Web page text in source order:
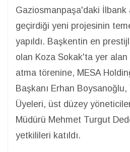
Gaziosmanpaşa'daki
geçirdiği yeni projesinin
yapıldı. Başkentin en
olan Koza Sokak'ta yer
atma törenine, MESA
Başkanı Erhan
Üyeleri, üst düzey
Müdürü Mehmet Turgut
yetkilileri katıldı.